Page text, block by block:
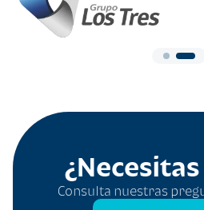
Consulta nuestras